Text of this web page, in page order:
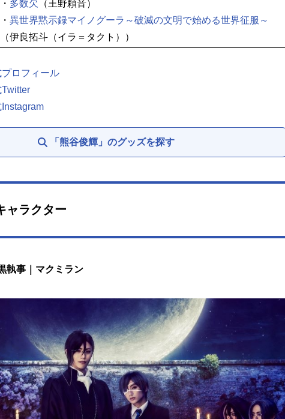
・ 多数欠
（王野頼音）
・ 異世界黙示録マイノグーラ～破滅の文明で始める世界征服～
（伊良拓斗（イラ＝タクト））
プロフィール
Twitter
Instagram
「熊谷俊輝」のグッズを探す
ャラクター
執事｜マクミラン